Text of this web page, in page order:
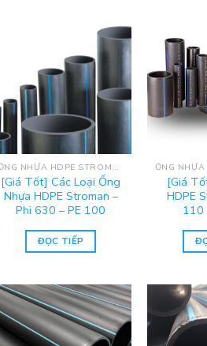
ỐNG NHỰA HDPE STROMAN
[Giá Tốt] Các Loại Ống
Nhựa HDPE Stroman –
Phi 630 – PE 100
ĐỌC TIẾP
[Giá
HDPE
110